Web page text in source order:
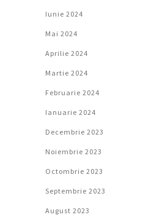
Iunie 2024
Mai 2024
Aprilie 2024
Martie 2024
Februarie 2024
Ianuarie 2024
Decembrie 2023
Noiembrie 2023
Octombrie 2023
Septembrie 2023
August 2023